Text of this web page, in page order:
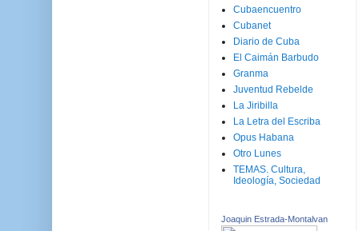
Cubaencuentro
Cubanet
Diario de Cuba
El Caimán Barbudo
Granma
Juventud Rebelde
La Jiribilla
La Letra del Escriba
Opus Habana
Otro Lunes
TEMAS. Cultura,
Ideología, Sociedad
Joaquin Estrada-Montalvan